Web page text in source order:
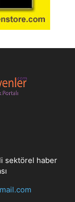
sektörel haber